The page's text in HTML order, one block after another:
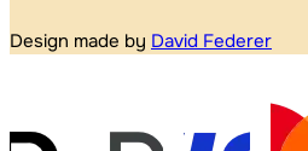
Design made by David Federer